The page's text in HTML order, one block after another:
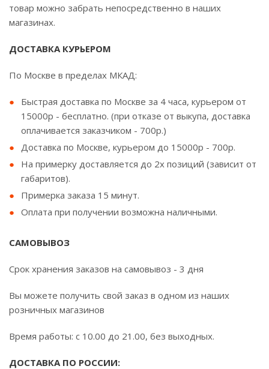
товар можно забрать непосредственно в наших
магазинах.
ДОСТАВКА КУРЬЕРОМ
По Москве в пределах МКАД:
Быстрая доставка по Москве за 4 часа, курьером от
15000р - бесплатно. (при отказе от выкупа, доставка
оплачивается заказчиком - 700р.)
Доставка по Москве, курьером до 15000р - 700р.
На примерку доставляется до 2х позиций (зависит от
габаритов).
Примерка заказа 15 минут.
Оплата при получении возможна наличными.
САМОВЫВОЗ
Срок хранения заказов на самовывоз - 3 дня
Вы можете получить свой заказ в одном из наших
розничных магазинов
Время работы: с 10.00 до 21.00, без выходных.
ДОСТАВКА ПО РОССИИ: